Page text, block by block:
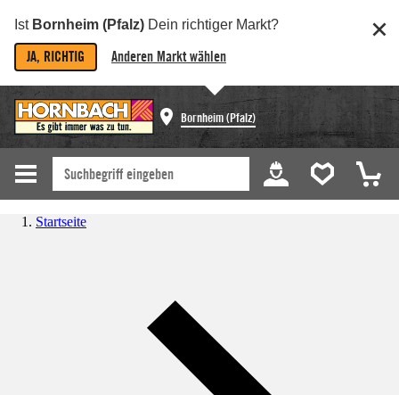
Ist Bornheim (Pfalz) Dein richtiger Markt?
JA, RICHTIG Anderen Markt wählen
Bornheim (Pfalz)
Startseite